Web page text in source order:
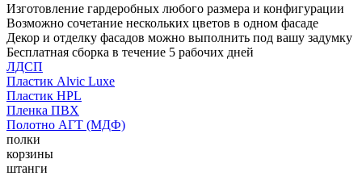
Изготовление гардеробных любого размера и конфигурации
Возможно сочетание нескольких цветов в одном фасаде
Декор и отделку фасадов можно выполнить под вашу задумку
Бесплатная сборка в течение 5 рабочих дней
ЛДСП
Пластик Alvic Luxe
Пластик HPL
Пленка ПВХ
Полотно АГТ (МДФ)
полки
корзины
штанги